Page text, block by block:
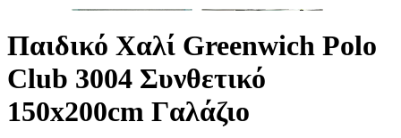
Παιδικό Χαλί Greenwich Polo
Club 3004 Συνθετικό
150x200cm Γαλάζιο